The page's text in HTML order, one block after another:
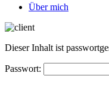
Über mich
Dieser Inhalt ist
Passwort: